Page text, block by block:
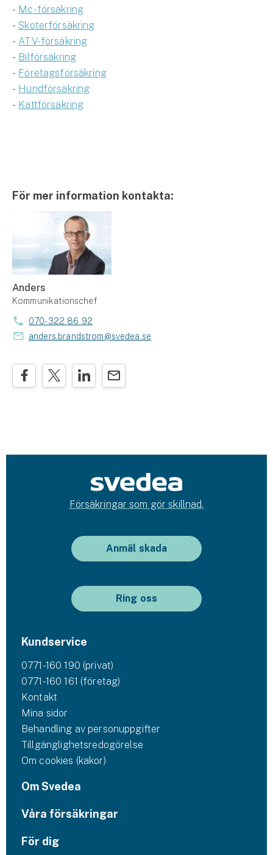
- Mc-försäkring
-Skoterförsäkring
- ATV-försäkring
- Bilförsäkring
- Företagsförsäkring
- Hundförsäkring
- Kattförsäkring
För mer information kontakta:
Anders
Kommunikationschef
070-322 86 92
anders.brandstrom@svedea.se
Försäkringar som gör skillnad.
Anmäl skada
Ring oss
Kundservice
0771-160 190 (privat)
0771-160 161 (företag)
Kontakt
Mina sidor
Behandling av personuppgifter
Tillgänglighetsredogörelse
Om cookies (kakor)
Om Svedea
Våra försäkringar
För dig